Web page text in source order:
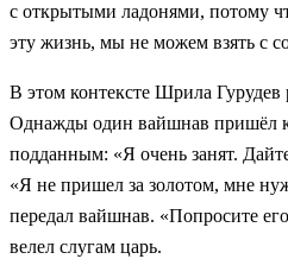
с открытыми ладонями, потому
эту жизнь, мы не можем взять с
В этом контексте Шрила Гурудев
Однажды один вайшнав пришёл
подданным: «Я очень занят.
«Я не пришел за золотом, мне
передал вайшнав. «Попросите
велел слугам царь.